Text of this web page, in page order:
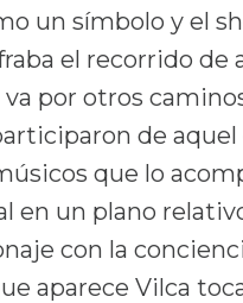
un símbolo y el
el recorrido de
por otros
de
que lo
en un plano
con la
aparece Vilca